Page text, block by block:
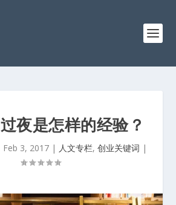
夜是怎样的经验？
Feb 3, 2017| 人文专栏, 创业关键词 |